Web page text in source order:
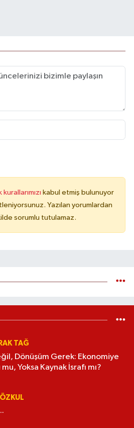
kabul etmiş bulunuyor
Yazılan yorumlardan
sorumlu tutulamaz.
TAĞ
Dönüşüm Gerek: Ekonomiye
Yoksa Kaynak İsrafı mı?